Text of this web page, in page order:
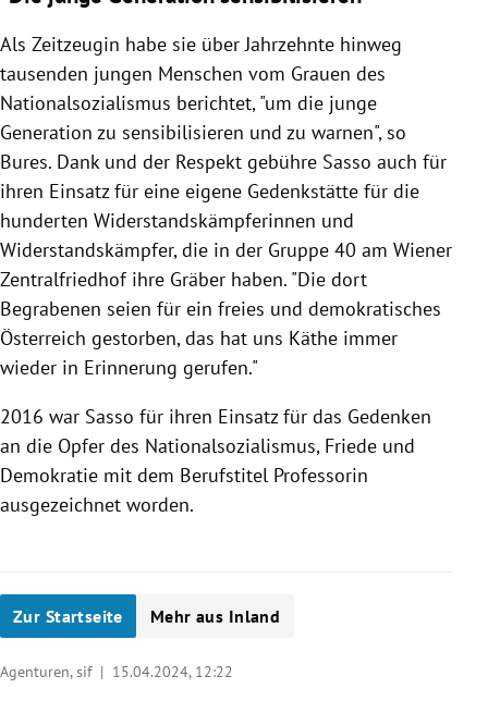
Als Zeitzeugin habe sie über Jahrzehnte hinweg
tausenden jungen Menschen vom Grauen des
Nationalsozialismus berichtet, "um die junge
Generation zu sensibilisieren und zu warnen", so
Bures. Dank und der Respekt gebühre Sasso auch für
ihren Einsatz für eine eigene Gedenkstätte für die
hunderten Widerstandskämpferinnen und
Widerstandskämpfer, die in der Gruppe 40 am Wiener
Zentralfriedhof ihre Gräber haben. "Die dort
Begrabenen seien für ein freies und demokratisches
Österreich gestorben, das hat uns Käthe immer
wieder in Erinnerung gerufen."
2016 war Sasso für ihren Einsatz für das Gedenken
an die Opfer des Nationalsozialismus, Friede und
Demokratie mit dem Berufstitel Professorin
ausgezeichnet worden.
Zur Startseite Mehr aus Inland
Agenturen, sif | 15.04.2024, 12:22